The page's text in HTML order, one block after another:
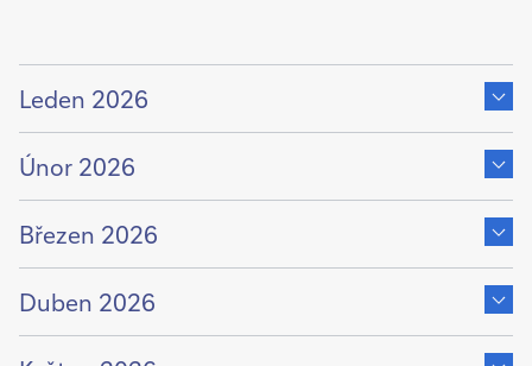
Show
content
of
Leden 2026
Show
content
of
Únor 2026
Show
content
of
Březen 2026
Show
content
of
Duben 2026
Show